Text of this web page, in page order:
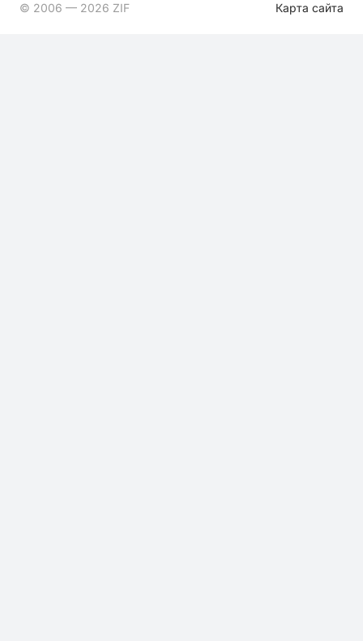
© 2006 — 2026 ZIF Карта сайта